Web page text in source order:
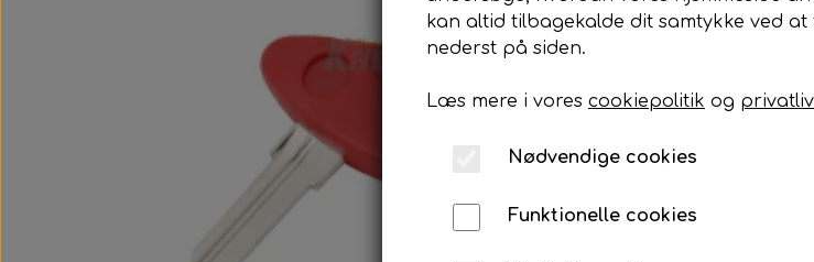
125,00 kr.
BMW
Lagerstatus:100 på lager
Antal
kan altid tilbagekalde dit samtykke ved at
nederst på siden.
Læs mere i vores cookiepolitik og
Nødvendige cookies
Funktionelle cookies